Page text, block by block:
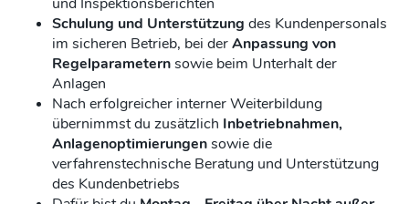
Schulung und Unterstützung des Kundenpersonals
im sicheren Betrieb, bei derAnpassung von
Regelparameternsowie beim Unterhalt der
Anlagen
Nach erfolgreicher interner Weiterbildung
übernimmst du zusätzlich Inbetriebnahmen,
Anlagenoptimierungensowie die
verfahrenstechnische Beratung und Unterstützung
des Kundenbetriebs